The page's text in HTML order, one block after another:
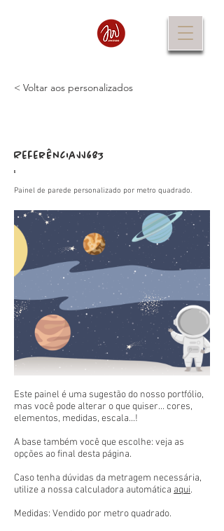
< Voltar aos personalizados
Referência
:
JJ683
Painel de parede personalizado por metro quadrado.
Este painel é uma sugestão do nosso portfólio,
mas você pode alterar o que quiser... cores,
elementos, medidas, escala...!
A base também você que escolhe: veja as
opções ao final desta página.
Caso tenha dúvidas da metragem necessária,
utilize a nossa calculadora automática aqui.
Medidas: Vendido por metro quadrado.